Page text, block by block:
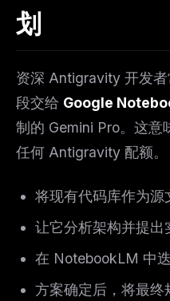
划
资深 Antigravity 开发
段交给 Google
制的 Gemini Pro。这意
任何 Antigravity 配额。
将现有代码库作为
让它分析架构并提出
在 NotebookLM 中
方案确定后，将最
THIS WEEK'S DIGEST
MCP pick of the
Rules & workflow
Curated MCP picks,
workflow updates — one